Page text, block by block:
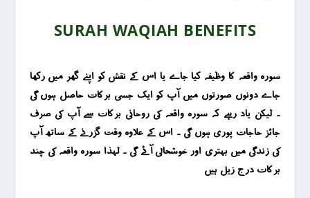
SURAH WAQIAH BENEFITS
سورہ واقعہ کا وظیفہ کیا جاے یا اس کے نقش کو اپنے گھر میں رکھا
جاے دونوں صورتوں میں آپ کو ایک جسی برکات حاصل ہوں گی
۔ لیکن یاد رہے کہ سورہ واقعہ کی روحانی برکات سے آپ کی صرف
جائز حاجات پوری ہوں گی ۔ اس کے علاوہ وقت گزرنے کے ساتھ آپ
کی زندگی میں بہتری اور خوشحالی آئے گی ۔ لہذا سورہ واقعہ کی چند
برکات درج زیل ہیں